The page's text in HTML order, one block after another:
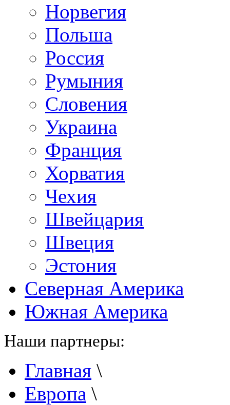
Норвегия
Польша
Россия
Румыния
Словения
Украина
Франция
Хорватия
Чехия
Швейцария
Швеция
Эстония
Северная Америка
Южная Америка
Наши партнеры:
Главная \
Европа \